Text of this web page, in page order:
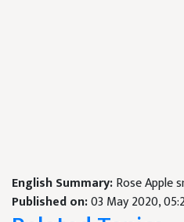
English Summary:Rose Apple
Published on:03 May 2020,